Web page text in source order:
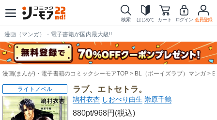
検索 はじめて カート ログイン 会員登録
漫画（マンガ）・電子書籍が国内最大級!!
漫画(まんが)・電子書籍のコミックシーモアTOP BL（ボーイズラブ）マンガ
ラブ、エトセトラ。
鳩村衣杏 しおべり由生 崇原千鶴
880pt/968円(税込)
ライトノベル